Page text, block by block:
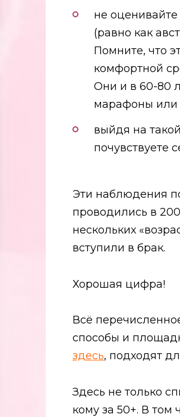
не
(равно как
Помните, что
комфортной
Они и в 60-80
марафоны или
выйдя на
почувствуете
Эти наблюдения
проводились в
нескольких
вступили в брак.
Хорошая цифра!
Всё
способы и
здесь, подходят
Здесь не только
кому за 50+. В том